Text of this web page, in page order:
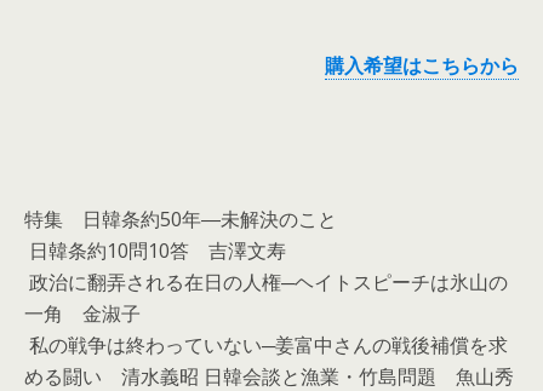
購入希望はこちらから
特集 日韓条約50年―未解決のこと
日韓条約10問10答 吉澤文寿
政治に翻弄される在日の人権─ヘイトスピーチは氷山の
一角 金淑子
私の戦争は終わっていない─姜富中さんの戦後補償を求
める闘い 清水義昭 日韓会談と漁業・竹島問題 魚山秀